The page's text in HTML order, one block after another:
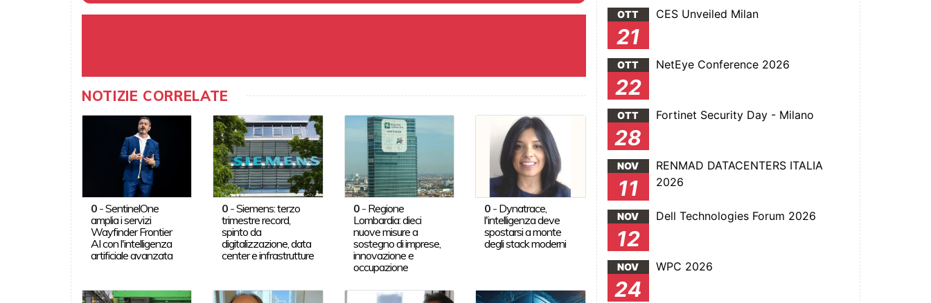
NOTIZIE CORRELATE
0-SentinelOne
amplia i servizi
Wayfinder Frontier
AI con l'intelligenza
artificiale avanzata
0 -Siemens: terzo
trimestre record,
spinto da
digitalizzazione, data
center e infrastrutture
0- Regione
Lombardia: dieci
nuove misure a
sostegno di imprese,
innovazione e
occupazione
0 - Dynatrace,
l'intelligenza deve
spostarsi a monte
degli stack moderni
OTT
21
CES Unveiled Milan
OTT
22
NetEye Conference 2026
OTT
28
Fortinet Security Day - Milano
NOV
11
RENMAD DATACENTERS ITALIA
2026
NOV
12
Dell Technologies Forum 2026
NOV
24
WPC 2026